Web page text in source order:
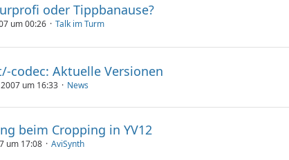
oder Tippbanause?
um 00:26 Talk im Turm
codec: Aktuelle Versionen
um 16:33 News
beim Cropping in YV12
um 17:08 AviSynth